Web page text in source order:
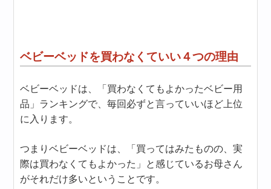
ベビーベッドを買わなくていい４つの理由
ベビーベッドは、「買わなくてもよかったベビー用
品」ランキングで、毎回必ずと言っていいほど上位
に入ります。
つまりベビーベッドは、「買ってはみたものの、実
際は買わなくてもよかった」と感じているお母さん
がそれだけ多いということです。